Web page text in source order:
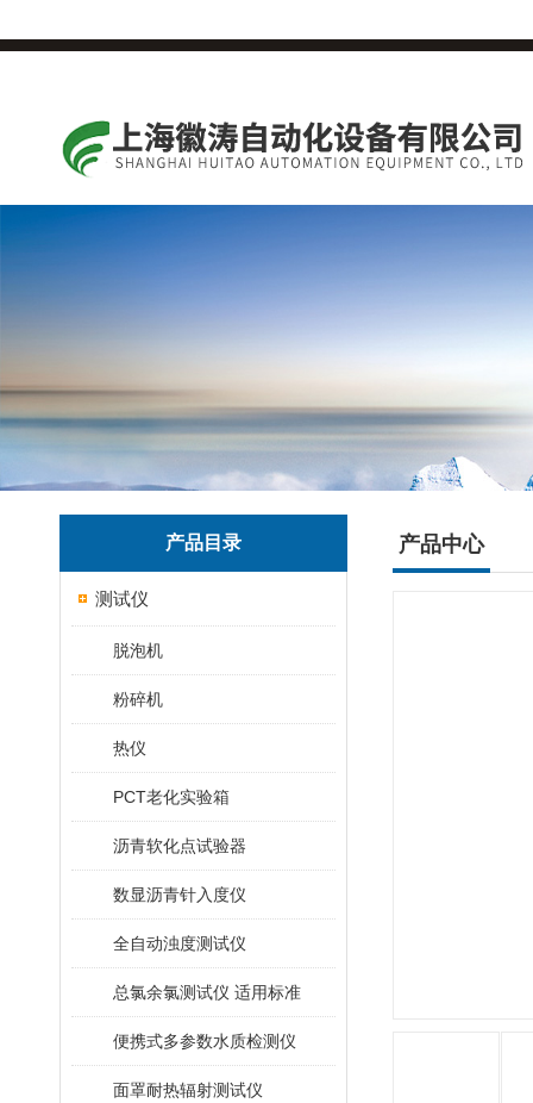
产品目录
测试仪
脱泡机
粉碎机
热仪
PCT老化实验箱
沥青软化点试验器
数显沥青针入度仪
全自动浊度测试仪
总氯余氯测试仪 适用标准
便携式多参数水质检测仪
面罩耐热辐射测试仪
产品中心